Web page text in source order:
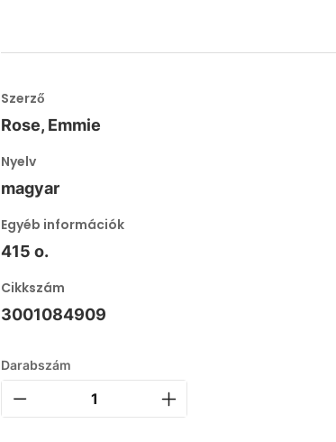
Szerző
Rose, Emmie
Nyelv
magyar
Egyéb információk
415 o.
Cikkszám
3001084909
Darabszám